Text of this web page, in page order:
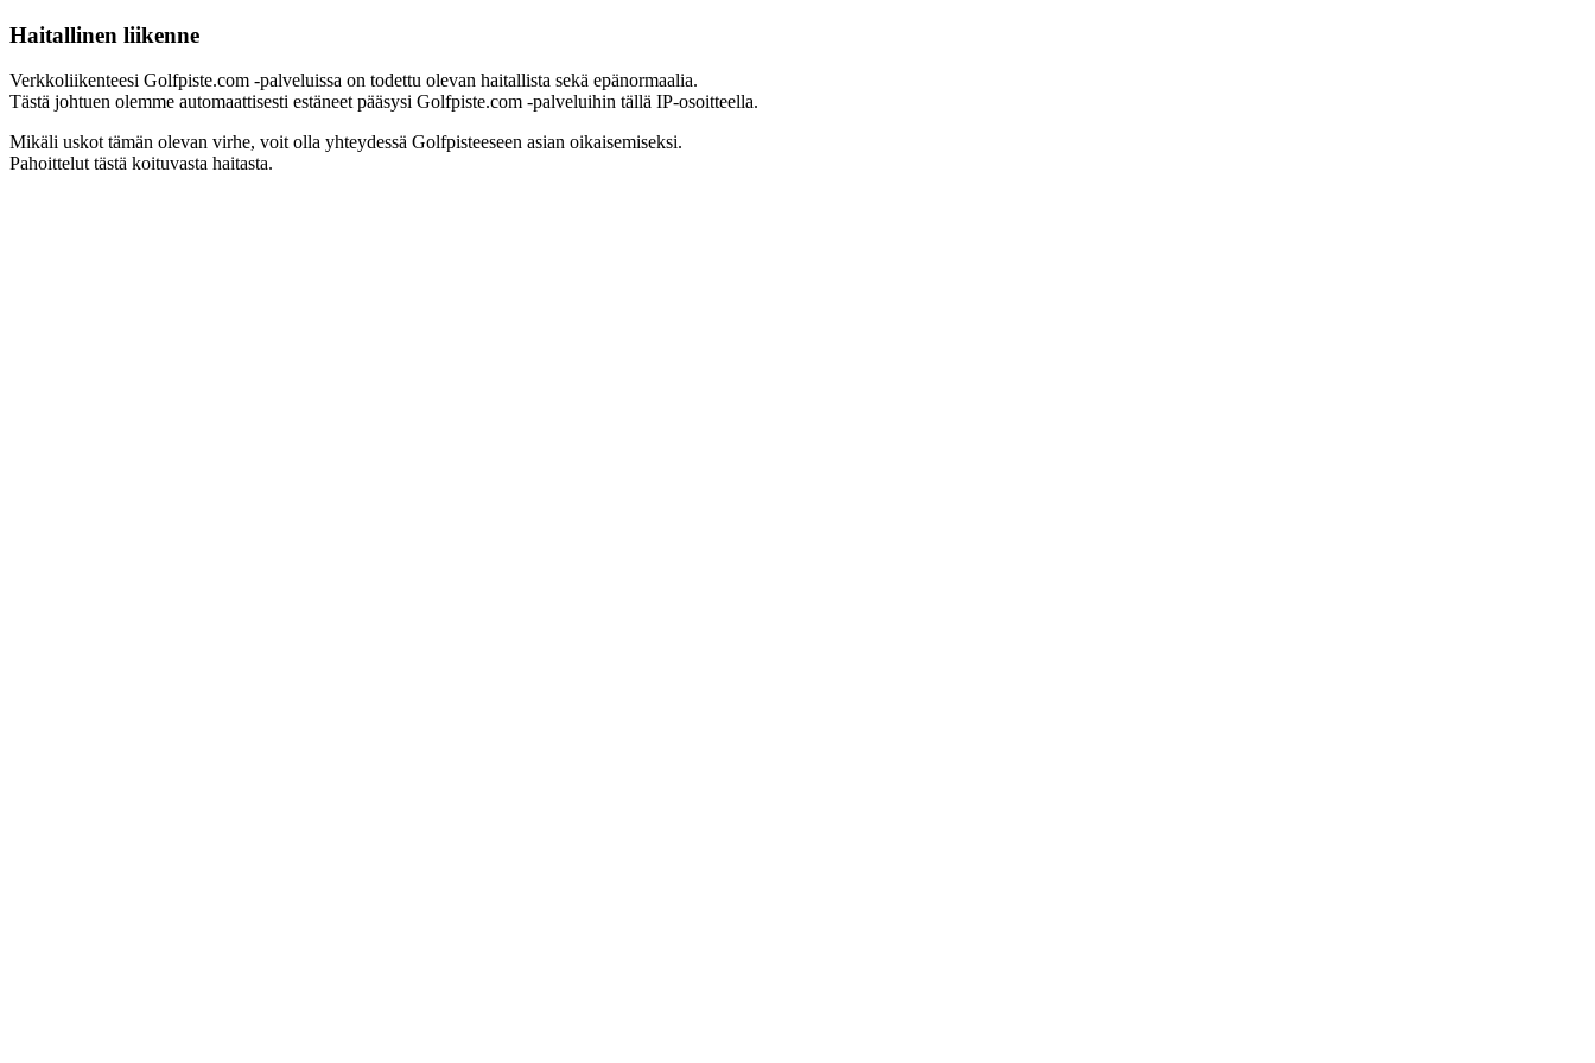
Haitallinen liikenne
Verkkoliikenteesi Golfpiste.com -palveluissa on todettu olevan haitallista sekä epänormaalia.
Tästä johtuen olemme automaattisesti estäneet pääsysi Golfpiste.com -palveluihin tällä IP-osoitteella.
Mikäli uskot tämän olevan virhe, voit olla yhteydessä Golfpisteeseen asian oikaisemiseksi.
Pahoittelut tästä koituvasta haitasta.